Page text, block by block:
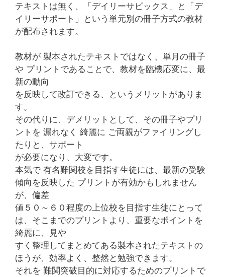
テキストは無く、「デイリーサピックス」と「デ
イリーサポート」という単元別の冊子方式の教材
が配布されます。
教材が 製本されたテキストではなく、単月の冊子
や プリントであることで、教材を臨機応変に、最
新の動向
を反映して改訂できる、というメリットがありま
す。
その代りに、デメリットとして、その冊子やプリ
ントを 漏れなく 綺麗に ご両親がファイリングし
たりと、サポート
が必要になり、大変です。
本気で 有名難関校を目指す生徒には、最新の受験
傾向を反映した プリントが有効かもしれません
が、偏差
値５０～６０程度の上位校を目指す生徒にとって
は、そこまでのプリントより、重要なポイントを
綺麗に、見や
すく整理してまとめてある製本されたテキストの
ほうが、効率よく、整然と勉強できます。
それを 難関突破目的に対応するためのプリントで